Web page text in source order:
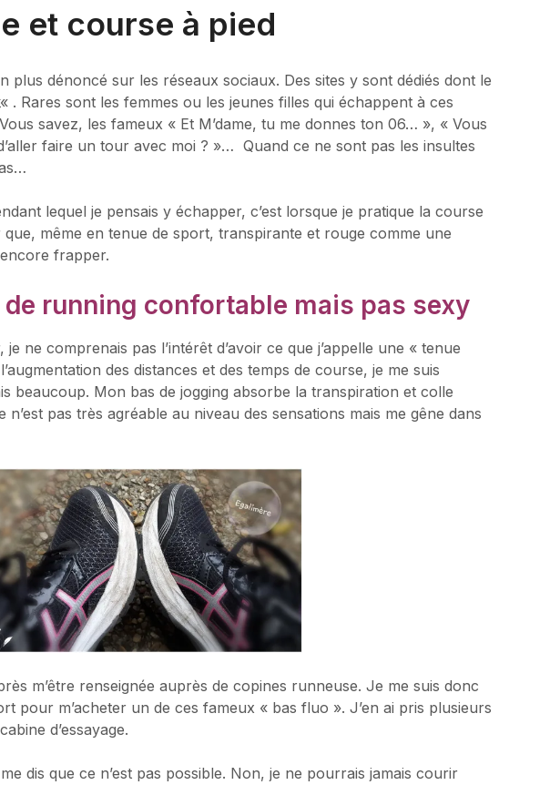
et course à pied
plus dénoncé sur les réseaux sociaux. Des sites y sont dédiés dont le
« . Rares sont les femmes ou les jeunes filles qui échappent à ces
savez, les fameux « Et M’dame, tu me donnes ton 06… », « Vous
faire un tour avec moi ? »… Quand ce ne sont pas les insultes
lequel je pensais y échapper, c’est lorsque je pratique la course
que, même en tenue de sport, transpirante et rouge comme une
frapper.
running confortable mais pas sexy
ne comprenais pas l’intérêt d’avoir ce que j’appelle une « tenue
des distances et des temps de course, je me suis
beaucoup. Mon bas de jogging absorbe la transpiration et colle
pas très agréable au niveau des sensations mais me gêne dans
m’être renseignée auprès de copines runneuse. Je me suis donc
pour m’acheter un de ces fameux « bas fluo ». J’en ai pris plusieurs
d’essayage.
dis que ce n’est pas possible. Non, je ne pourrais jamais courir